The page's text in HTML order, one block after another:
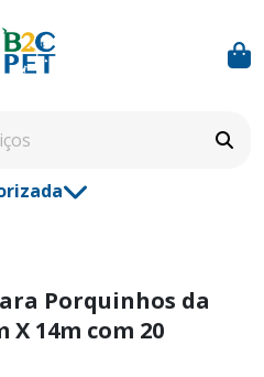
Porquinhos da
X 14m com 20